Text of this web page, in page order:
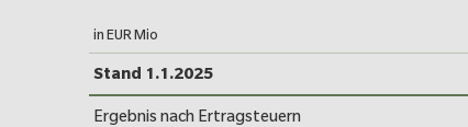
Entwicklung des
in EUR Mio
Stand 1.1.2025
Ergebnis nach Ertragsteuern